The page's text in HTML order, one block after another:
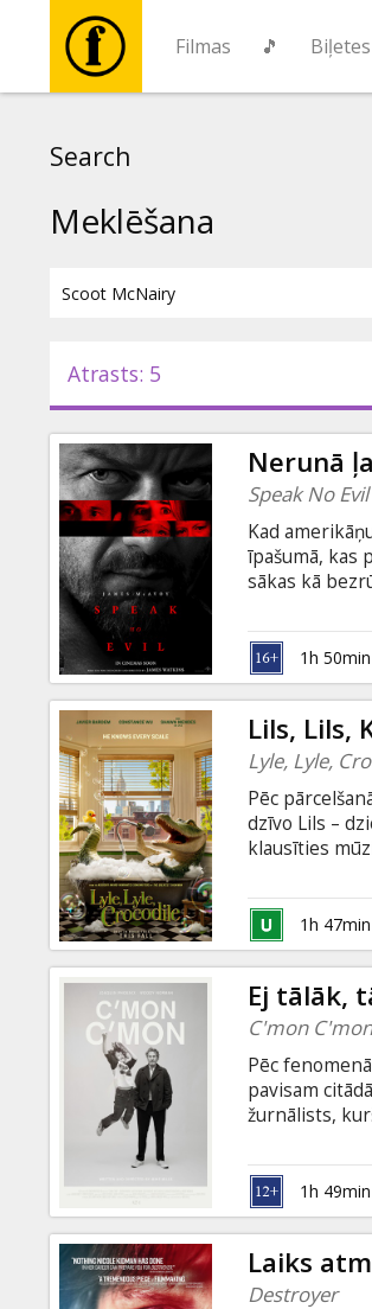
Filmas 🎵 Biļetes
Pasākumi
Ziņas
Dāvanu
kartes
Uzkodas
B2B
Kino
Klubs
Search
Meklēšana
Atrasts: 5
Nerunā
Speak No Evil
Kad
īpašumā, kas
sākas kā
Blumhouse
lomu atveido
subtitriem
1h 50min
Lils, Lils,
Lyle, Lyle,
Pēc
dzīvo Lils –
klausīties
harismātisko
lielam,
krievu valodā.
1h 47min
Ej tālāk,
C'mon
Pēc
pavisam
žurnālists,
deviņus
pasaules
Filma angļu
1h 49min
Laiks
Destroyer